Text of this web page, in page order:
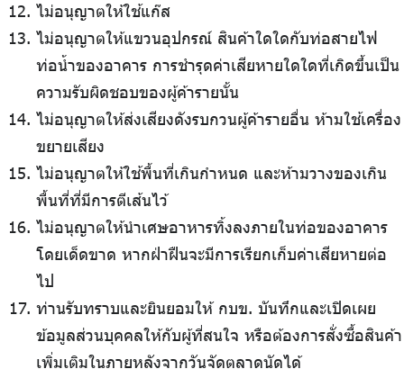
ไม่อนุญาตให้ใช้แก๊ส
ไม่อนุญาตให้แขวนอุปกรณ์ สินค้าใดใดกับท่อสายไฟ
ท่อน้ำของอาคาร การชำรุดค่าเสียหายใดใดที่เกิดขึ้นเป็น
ความรับผิดชอบของผู้ค้ารายนั้น
ไม่อนุญาตให้ส่งเสียงดังรบกวนผู้ค้ารายอื่น ห้ามใช้เครื่อง
ขยายเสียง
ไม่อนุญาตให้ใช้พื้นที่เกินกำหนด และห้ามวางของเกิน
พื้นที่ที่มีการตีเส้นไว้
ไม่อนุญาตให้นำเศษอาหารทิ้งลงภายในท่อของอาคาร
โดยเด็ดขาด หากฝ่าฝืนจะมีการเรียกเก็บค่าเสียหายต่อ
ไป
ท่านรับทราบและยินยอมให้ กบข. บันทึกและเปิดเผย
ข้อมูลส่วนบุคคลให้กับผู้ที่สนใจ หรือต้องการสั่งซื้อสินค้า
เพิ่มเติมในภายหลังจากวันจัดตลาดนัดได้